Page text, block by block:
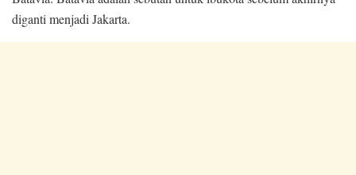
diganti menjadi Jakarta.